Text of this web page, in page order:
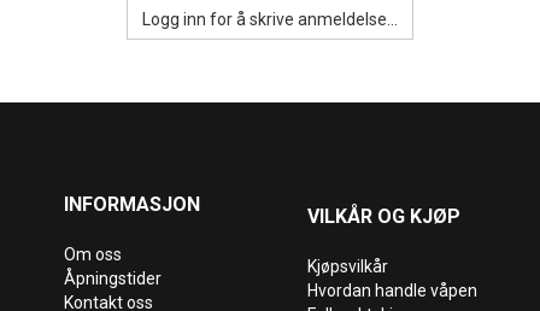
Logg inn for å skrive anmeldelse...
INFORMASJON
Om oss
Åpningstider
Kontakt oss
VILKÅR OG KJØP
Kjøpsvilkår
Hvordan handle våpen